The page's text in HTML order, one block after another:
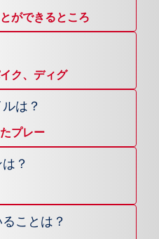
ができるところ
ク、ディグ
は？
プレー
？
ことは？